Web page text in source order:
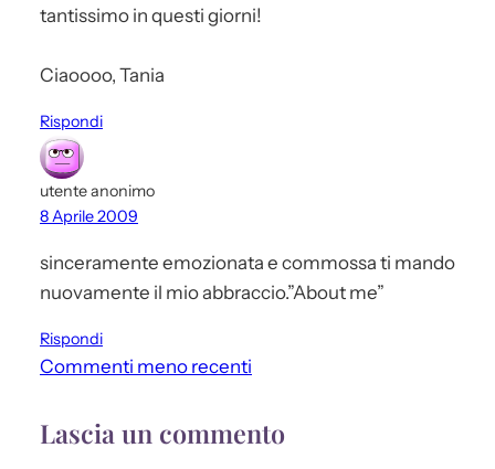
tantissimo in questi giorni!
Ciaoooo, Tania
Rispondi
utente anonimo
8 Aprile 2009
sinceramente emozionata e commossa ti mando
nuovamente il mio abbraccio.”About me”
Rispondi
Commenti meno recenti
Lascia un commento